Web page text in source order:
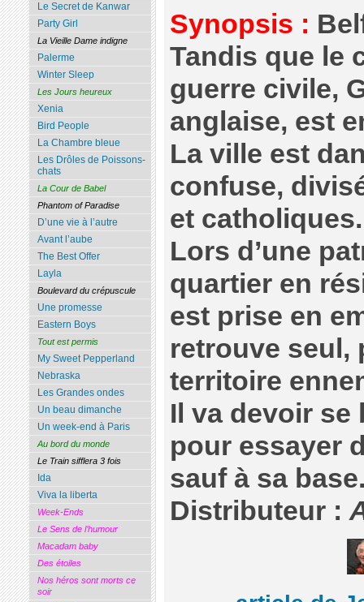
Synopsis :
Tandis que le
guerre civile,
anglaise, est
La ville est
confuse,
et catholiques.
Lors d’une
quartier en
est prise en
retrouve seul,
territoire
Il va devoir se
pour essayer
sauf à sa
Distributeur :
Le Secret de Kanwar
Party Girl
La Vieille Dame indigne
Palerme
Winter Sleep
Les Jours heureux
Xenia
Bird People
La Chambre bleue
Les Drôles de Poissons-
chats
La Cour de Babel
Phantom of Paradise
D’une vie à l’autre
Avant l’aube
The Best Offer
Layla
Boulevard du crépuscule
Une promesse
Eastern Boys
Tout est permis
My Sweet Pepperland
Nebraska
Les Grandes ondes
Un beau dimanche
Un week-end à Paris
Au bord du monde
Le Train sifflera 3 fois
Ida
Viva la liberta
Week-Ends
Le Sens de l’humour
Macadam baby
Des étoiles
Nos héros sont morts ce
soir